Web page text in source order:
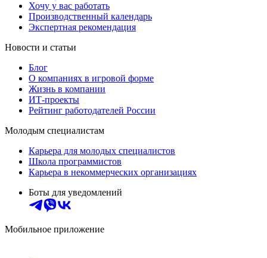
Хочу у вас работать
Производственный календарь
Экспертная рекомендация
Новости и статьи
Блог
О компаниях в игровой форме
Жизнь в компании
ИТ-проекты
Рейтинг работодателей России
Молодым специалистам
Карьера для молодых специалистов
Школа программистов
Карьера в некоммерческих организациях
Боты для уведомлений
Мобильное приложение